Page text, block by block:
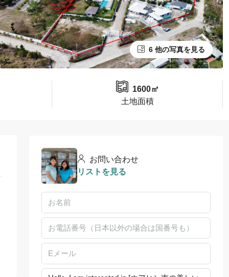
6 他の写真を見る
1600㎡
土地面積
お問い合わせ
リストを見る